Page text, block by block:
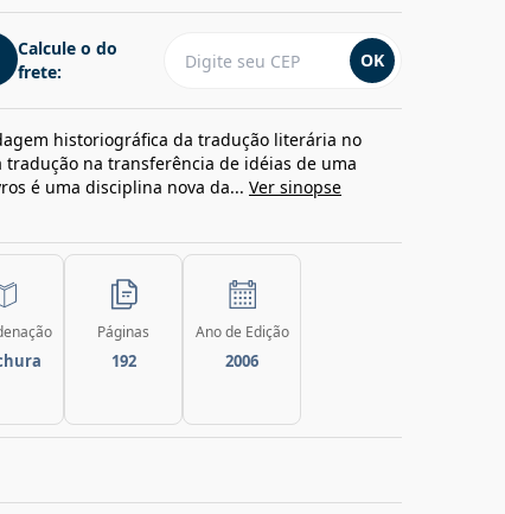
Calcule o do
frete:
OK
historiográfica da tradução literária no
na transferência de idéias de uma
é uma disciplina nova da... Ver sinopse
Páginas
192
Ano de Edição
2006